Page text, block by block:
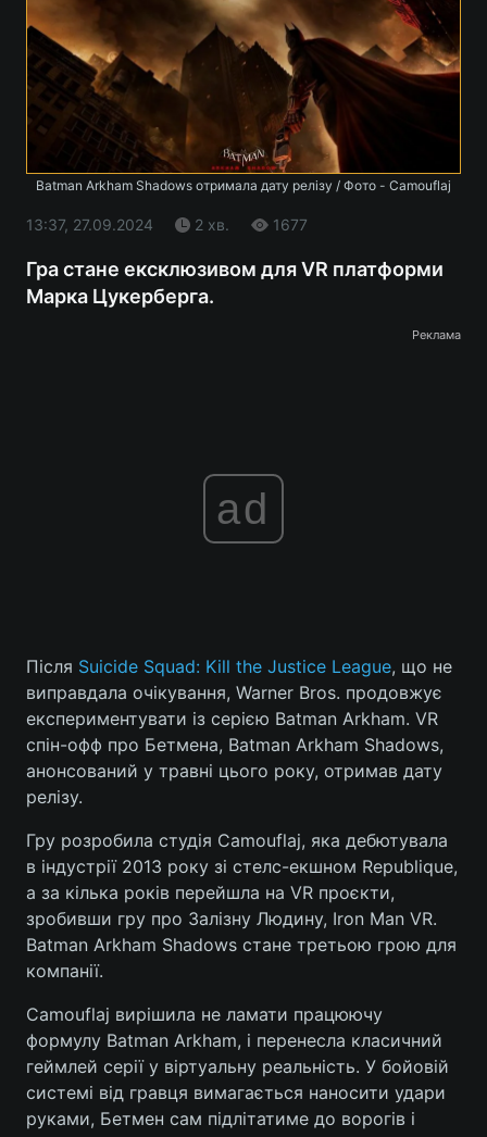
Batman Arkham Shadows отримала дату релізу / Фото - Camouflaj
13:37, 27.09.2024 2 хв. 1677
Гра стане ексклюзивом для VR платформи
Марка Цукерберга.
Реклама
ad
Після Suicide Squad: Kill the Justice League, що не
виправдала очікування, Warner Bros. продовжує
експериментувати із серією Batman Arkham. VR
спін-офф про Бетмена, Batman Arkham Shadows,
анонсований у травні цього року, отримав дату
релізу.
Гру розробила студія Camouflaj, яка дебютувала
в індустрії 2013 року зі стелс-екшном Republique,
а за кілька років перейшла на VR проєкти,
зробивши гру про Залізну Людину, Iron Man VR.
Batman Arkham Shadows стане третьою грою для
компанії.
Camouflaj вирішила не ламати працюючу
формулу Batman Arkham, і перенесла класичний
геймлей серії у віртуальну реальність. У бойовій
системі від гравця вимагається наносити удари
руками, Бетмен сам підлітатиме до ворогів і